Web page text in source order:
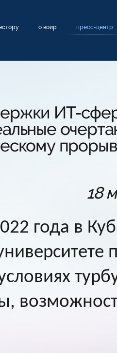
о воир пресс-центр
ИТ-
18
года в